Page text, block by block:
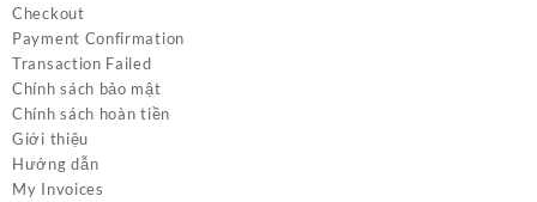
Checkout
Payment Confirmation
Transaction Failed
Chính sách bảo mật
Chính sách hoàn tiền
Giới thiệu
Hướng dẫn
My Invoices